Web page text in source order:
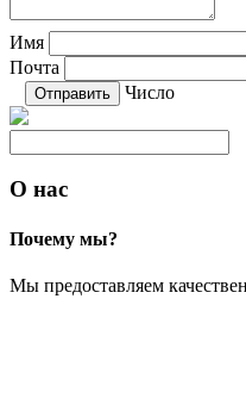
Имя
Почта
Число
О нас
Почему мы?
Мы предоставляем